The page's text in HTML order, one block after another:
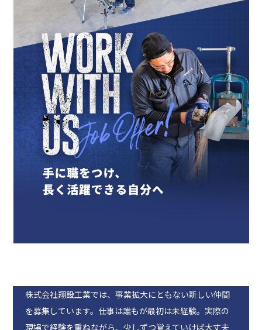
株式会社翔設工業では、事業拡大にともない新しい仲間
を募集しています。仕事は誰もが最初は未経験。実際の
現場で経験を重ねながら、少しずつ覚えていけば大丈夫